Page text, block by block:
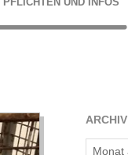
ARCHIV
Archiv